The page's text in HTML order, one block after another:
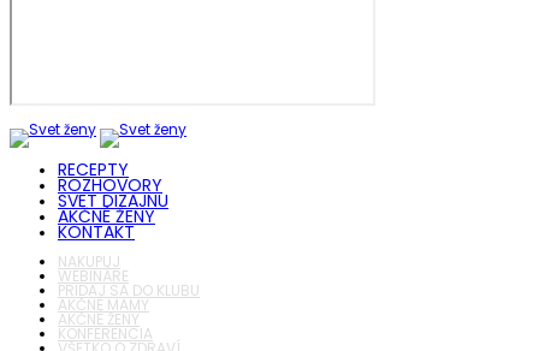
RECEPTY
ROZHOVORY
SVET DIZAJNU
AKČNÉ ŽENY
KONTAKT
NAKUPUJ
WEBINÁRE
PRIDAJ SA DO KLUBU
AKČNÉ MAMY
AKČNÉ ŽENY
KONFERENCIA